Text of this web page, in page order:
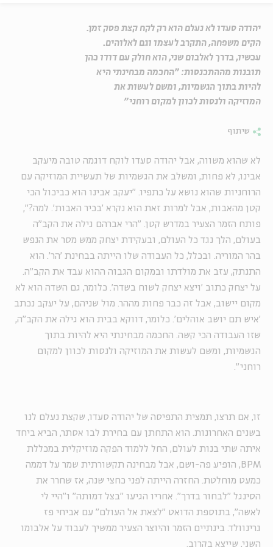
יהודה סעדו לא נעלם הוא רק לקח קצת פסק זמן.
הקים משפחה, התקרב לעצמו וגם לאלוהים.
עכשיו, בדרך לאלבום שני, הוא חולק עם דודו כהן
תובנות מההתכנסות: "החכמה מבחינתי היא
להיות בתוך הגשמיות, ומשם לעשות את
המוזיקה ולנסות לכוון למקום רוחני"
שיתוף
לא שהוא משווה, אבל יהודה סעדו לוקח דוגמה טובה מיעקב
אבינו, לא פחות, ומשלב את הגשמיות של תעשיית המוזיקה עם
הרוחניות שהוא נושא על כתפיו. "יעקב אבינו הוא כביכול הכי
קטן מהאבות, אבל למרות זאת הוא נקרא 'בכיר האבות'. למה?",
פותח הזמר הצעיר במדרש קטן. "הרי אברהם גילה את הקב"ה
בעולם, הלך נגד כל העולם, ובעקידת יצחק ממש מסר את הנפש
בהר המוריה. ובכלל, כל העבודה שלו הייתה בבחינת 'הר'. הוא
התנתק, עזב את מולדתו ובמקום הגבוה ההוא עבד את הקב"ה.
על יצחק כתוב 'ויצא יצחק לשוח בשדה'. כלומר, גם השדה הוא לא
מקום יישוב, אבל זה כבר פחות מההר. מול שניהם, על יעקב נכתב
'איש תם יושב אוהלים'. כלומר, דווקא בבית הוא גילה את הקב"ה,
שזו העבודה הכי קשה. החכמה מבחינתי היא להיות בתוך
הגשמיות, ומשם לעשות את המוזיקה ולנסות לכוון למקום
רוחני".
זו, אם תרצו, תמצית התפיסה של יהודה סעדו, שקצת נעלם לנו
בשנים האחרונות. הוא התחתן עם בחירת לבו אסתר, הביא ביחד
איתה שתי בנות לעולם, החל ללמוד הפקה מוזיקלית במכללת
BPM, הופיע פה-ושם, אבל מבחינה תקשורתית שמר על דממה
כמעט מוחלטת. החזרה הייתה לפני כחצי שנה, אז שחרר את
הסינגל "לבחור בדרך". אחריו הגיעו "בצל דמותה" ו"היי לי
לאשה", בתוספת הדואט "לצאת אל העולם" עם אביחי פז
גרינוולד. בינתיים הזמר והיוצר הצעיר ממשיך לעבוד על אלבומו
השני, שייצא בקרוב.